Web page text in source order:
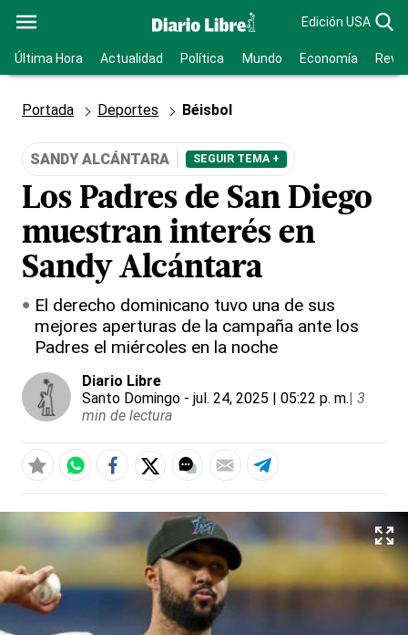
Edición USA
Última Hora Actualidad Política Mundo Economía
Portada Deportes Béisbol
SANDY ALCÁNTARA SEGUIR TEMA +
Los Padres de San Diego
muestran interés en
Sandy Alcántara
El derecho dominicano tuvo una de sus
mejores aperturas de la campaña ante los
Padres el miércoles en la noche
Diario Libre
Santo Domingo - jul. 24, 2025 | 05:22 p. m.| 3
min de lectura